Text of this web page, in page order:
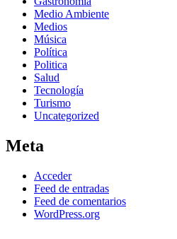
Medio Ambiente
Medios
Música
Política
Politica
Salud
Tecnología
Turismo
Uncategorized
Meta
Acceder
Feed de entradas
Feed de comentarios
WordPress.org